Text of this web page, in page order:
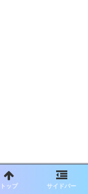
トップ サイドバー